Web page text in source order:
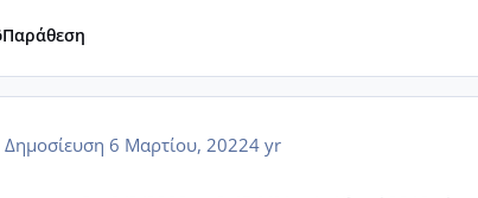
Παράθεση
Δημοσίευση 6 Μαρτίου, 20224 yr